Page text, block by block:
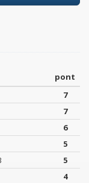
pont
7
7
6
5
5
4